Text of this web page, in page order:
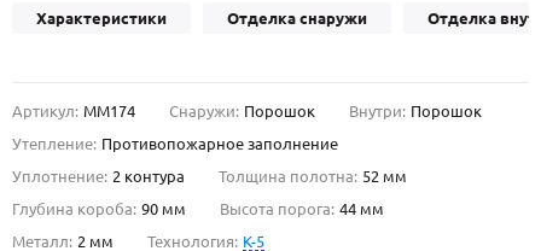
ГАЛЕРЕЯ
ОПЛАТА
УСТАНОВКА
Характеристики Отделка снаружи Отделка
Артикул: ММ174 Снаружи: Порошок Внутри: Порошок
Утепление: Противопожарное заполнение
Уплотнение: 2 контура Толщина полотна: 52 мм
Глубина короба: 90 мм Высота порога: 44 мм
Металл: 2 мм Технология: K-5